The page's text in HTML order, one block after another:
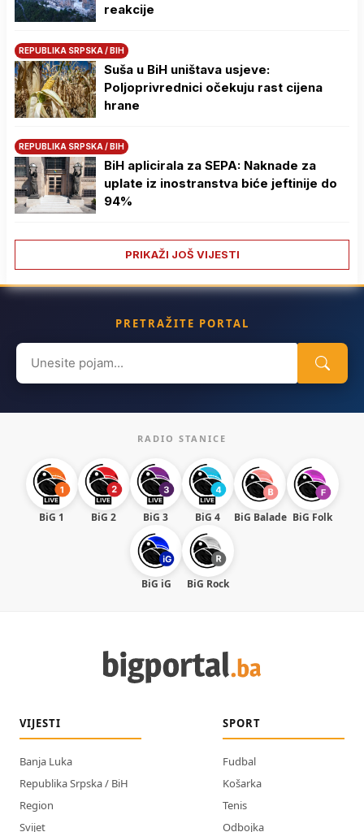
reakcije
REPUBLIKA SRPSKA / BIH
Suša u BiH uništava usjeve:
Poljoprivrednici očekuju rast cijena
hrane
REPUBLIKA SRPSKA / BIH
BiH aplicirala za SEPA: Naknade za
uplate iz inostranstva biće jeftinije do
94%
PRIKAŽI JOŠ VIJESTI
PRETRAŽITE PORTAL
Search
for:
RADIO STANICE
BiG 1 BiG 2 BiG 3 BiG 4 BiG Balade BiG Folk
BiG iG BiG Rock
VIJESTI
Banja Luka
Republika Srpska / BiH
Region
Svijet
SPORT
Fudbal
Košarka
Tenis
Odbojka